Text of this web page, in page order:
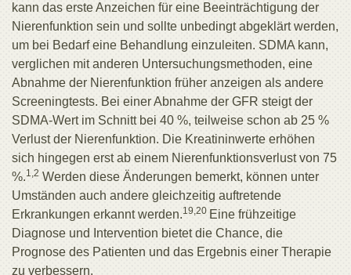
kann das erste Anzeichen für eine Beeinträchtigung der
Nierenfunktion sein und sollte unbedingt abgeklärt werden,
um bei Bedarf eine Behandlung einzuleiten. SDMA kann,
verglichen mit anderen Untersuchungsmethoden, eine
Abnahme der Nierenfunktion früher anzeigen als andere
Screeningtests. Bei einer Abnahme der GFR steigt der
SDMA-Wert im Schnitt bei 40 %, teilweise schon ab 25 %
Verlust der Nierenfunktion. Die Kreatininwerte erhöhen
sich hingegen erst ab einem Nierenfunktionsverlust von 75
%.1,2 Werden diese Änderungen bemerkt, können unter
Umständen auch andere gleichzeitig auftretende
Erkrankungen erkannt werden.19,20 Eine frühzeitige
Diagnose und Intervention bietet die Chance, die
Prognose des Patienten und das Ergebnis einer Therapie
zu verbessern.